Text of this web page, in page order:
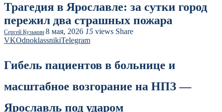
Трагедия в Ярославле: за сутки город
пережил два страшных пожара
Сергей Кузьмин 8 мая, 2026 15 views Share
VKOdnoklassnikiTelegram
Гибель пациентов в больнице и
масштабное возгорание на НПЗ —
Ярославль под ударом